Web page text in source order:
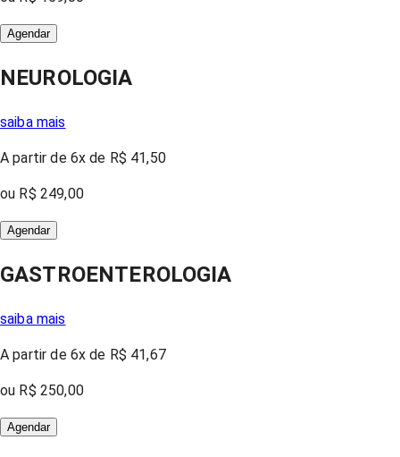
Agendar
NEUROLOGIA
saiba mais
A partir de 6x de R$ 41,50
ou R$ 249,00
Agendar
GASTROENTEROLOGIA
saiba mais
A partir de 6x de R$ 41,67
ou R$ 250,00
Agendar